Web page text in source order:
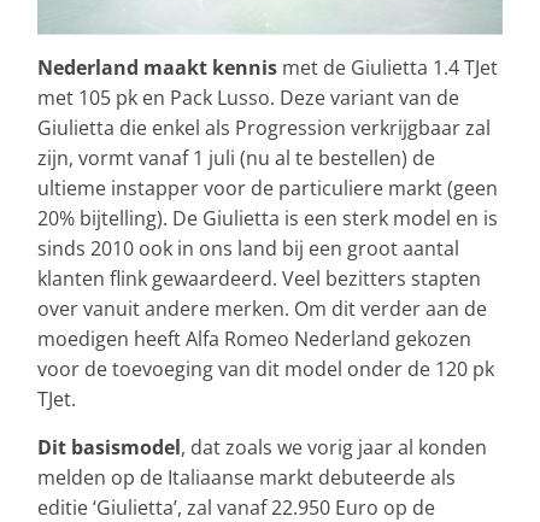
Nederland maakt kennis met de Giulietta 1.4 TJet
met 105 pk en Pack Lusso. Deze variant van de
Giulietta die enkel als Progression verkrijgbaar zal
zijn, vormt vanaf 1 juli (nu al te bestellen) de
ultieme instapper voor de particuliere markt (geen
20% bijtelling). De Giulietta is een sterk model en is
sinds 2010 ook in ons land bij een groot aantal
klanten flink gewaardeerd. Veel bezitters stapten
over vanuit andere merken. Om dit verder aan de
moedigen heeft Alfa Romeo Nederland gekozen
voor de toevoeging van dit model onder de 120 pk
TJet.
Dit basismodel, dat zoals we vorig jaar al konden
melden op de Italiaanse markt debuteerde als
editie ‘Giulietta’, zal vanaf 22.950 Euro op de